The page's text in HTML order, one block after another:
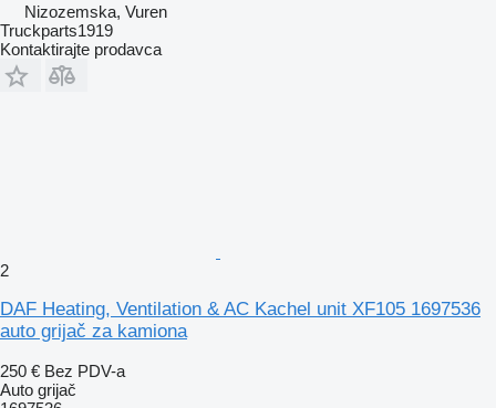
Nizozemska, Vuren
Truckparts1919
Kontaktirajte prodavca
2
DAF Heating, Ventilation & AC Kachel unit XF105 1697536
auto grijač za kamiona
250 € Bez PDV-a
Auto grijač